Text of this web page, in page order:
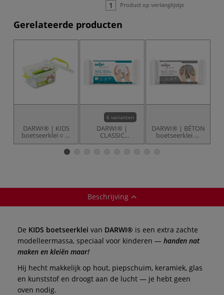
Product op verlanglijstje
Gerelateerde producten
DARWI® | KIDS
boetseerklei ○ 4-
schoolpacki —
luchtdrogend
6 varianten
DARWI® |
CLASSIC
boetseerklei i —
DARWI® | BÉTON
boetseerklei —
luchtdrogend
Beschrijving
De KIDS boetseerklei van DARWI® is een extra zachte
modelleermassa, speciaal voor kinderen — handen nat
maken en kleiën maar!
Hij hecht makkelijk op hout, piepschuim, keramiek, glas
en kunststof en droogt aan de lucht — je hebt geen
oven nodig.